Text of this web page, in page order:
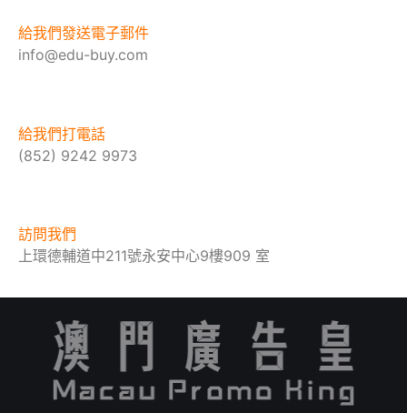
給我們發送電子郵件
info@edu-buy.com
給我們打電話
(852) 9242 9973
訪問我們
上環德輔道中211號永安中心9樓909 室